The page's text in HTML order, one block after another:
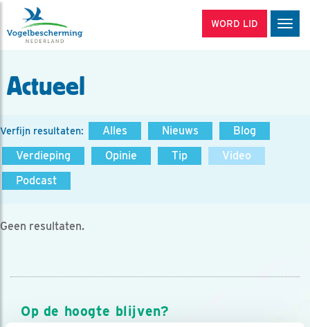
WORD LID
Actueel
Verfijn resultaten: Alles Nieuws
Blog
Verdieping
Opinie Tip
Video
Podcast
Geen resultaten.
Op de hoogte blijven?